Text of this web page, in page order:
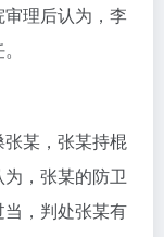
理后认为，李
某，张某持棍
，张某的防卫
，判处张某有